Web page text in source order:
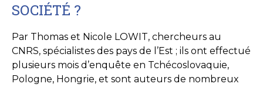
SOCIÉTÉ ?
Par Thomas et Nicole LOWIT, chercheurs au
CNRS, spécialistes des pays de l’Est ; ils ont effectué
plusieurs mois d’enquête en Tchécoslovaquie,
Pologne, Hongrie, et sont auteurs de nombreux